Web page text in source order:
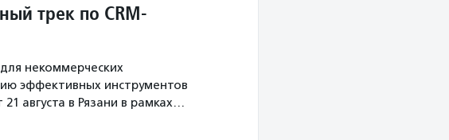
трек по CRM-
некоммерческих
эффективных инструментов
августа в Рязани в рамках…